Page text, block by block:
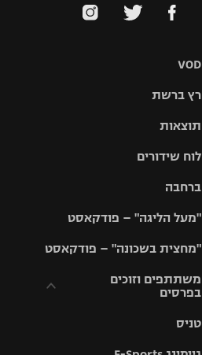
VOD
רץ ברשת
תוצאות
לוח שידורים
ברחבה
"מעל הליגה" – פודקאסט
"מחצית בשכונה" – פודקאסט
משתתפים וזוכים
בפרסים
וזוכים בפרסים
טניס